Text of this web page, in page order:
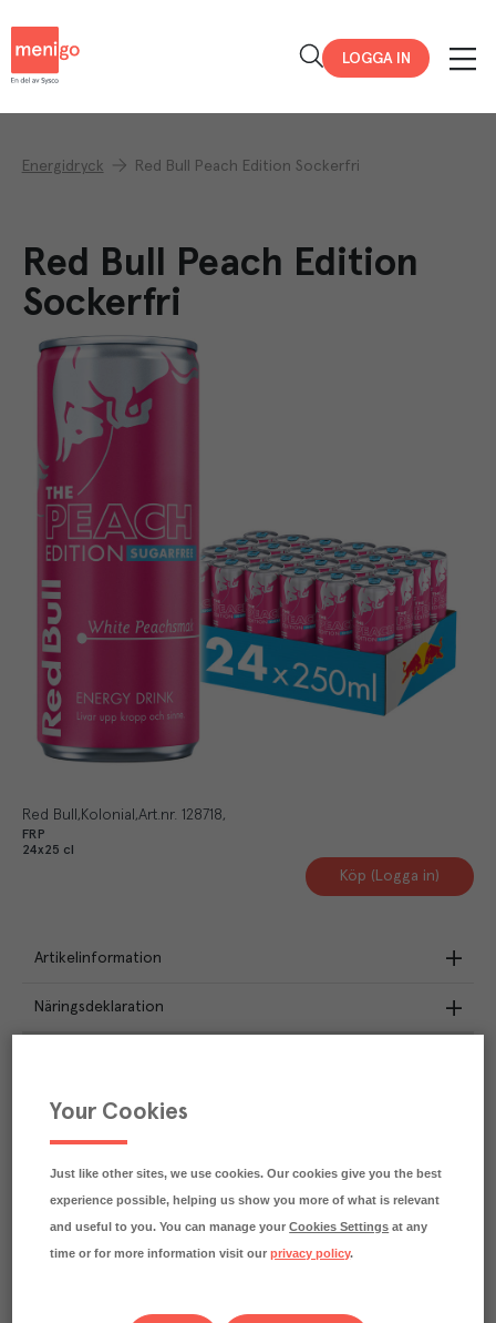
LOGGA IN
Energidryck Red Bull Peach Edition Sockerfri
Red Bull Peach Edition
Sockerfri
Red Bull Kolonial Art.nr. 128718
FRP
24x25 cl
Köp (Logga in)
Artikelinformation
Näringsdeklaration
Varje kilo av varan påverkar klimatet motsvarande
Your Cookies
Just like other sites, we use cookies. Our cookies give you the best
experience possible, helping us show you more of what is relevant
and useful to you. You can manage yourCookies Settings at any
time or for more information visit ourprivacy policy.